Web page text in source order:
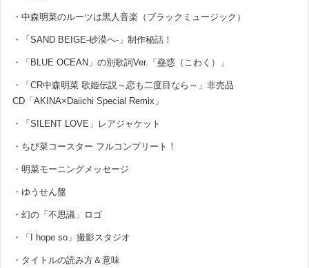
・中森明菜のルーツは黒人音楽（ブラックミュージック）
・「SAND BEIGE-砂漠へ-」制作秘話！
・「BLUE OCEAN」の別歌詞Ver.「蠱惑（こわく）」
・「CR中森明菜 歌姫伝説～恋も二度目なら～」非売品
CD「AKINA×Daiichi Special Remix」
・「SILENT LOVE」レアジャケット
・ちび菜コースター フルコンプリート！
・明菜モーニングメッセージ
・ゆうせん盤
・幻の「不思議」ロゴ
・「I hope so」撮影スタジオ
・タイトルの読み方＆意味